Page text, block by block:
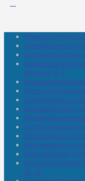
Амзибашевская
Бабаевская
филиал № 7
Калегинская
Калмашевская
Калтасинская
Кельтеевская
Киебаковская
Кокушевская
Краснохолмская
№ 21